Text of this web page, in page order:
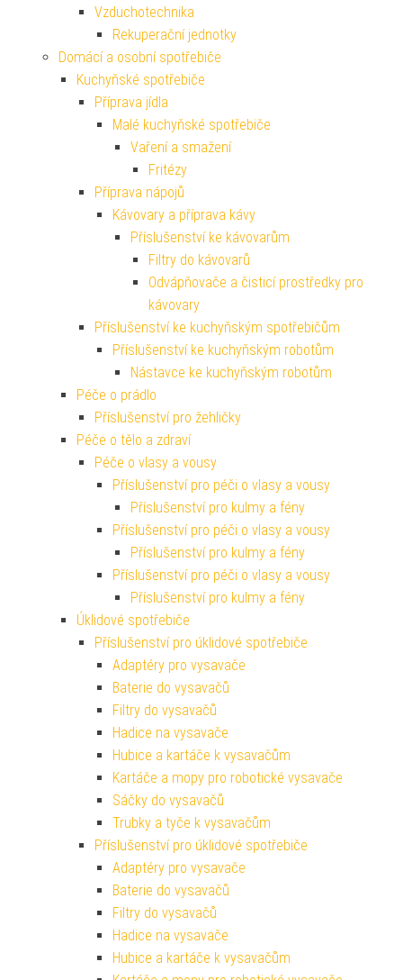
Vzduchotechnika
Rekuperační jednotky
Domácí a osobní spotřebiče
Kuchyňské spotřebiče
Příprava jídla
Malé kuchyňské spotřebiče
Vaření a smažení
Fritézy
Příprava nápojů
Kávovary a příprava kávy
Příslušenství ke kávovarům
Filtry do kávovarů
Odvápňovače a čisticí prostředky pro
kávovary
Příslušenství ke kuchyňským spotřebičům
Příslušenství ke kuchyňským robotům
Nástavce ke kuchyňským robotům
Péče o prádlo
Příslušenství pro žehličky
Péče o tělo a zdraví
Péče o vlasy a vousy
Příslušenství pro péči o vlasy a vousy
Příslušenství pro kulmy a fény
Příslušenství pro péči o vlasy a vousy
Příslušenství pro kulmy a fény
Příslušenství pro péči o vlasy a vousy
Příslušenství pro kulmy a fény
Úklidové spotřebiče
Příslušenství pro úklidové spotřebiče
Adaptéry pro vysavače
Baterie do vysavačů
Filtry do vysavačů
Hadice na vysavače
Hubice a kartáče k vysavačům
Kartáče a mopy pro robotické vysavače
Sáčky do vysavačů
Trubky a tyče k vysavačům
Příslušenství pro úklidové spotřebiče
Adaptéry pro vysavače
Baterie do vysavačů
Filtry do vysavačů
Hadice na vysavače
Hubice a kartáče k vysavačům